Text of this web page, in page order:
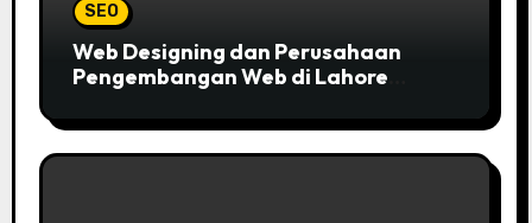
SEO
Web Designing dan Perusahaan
Pengembangan Web di Lahore